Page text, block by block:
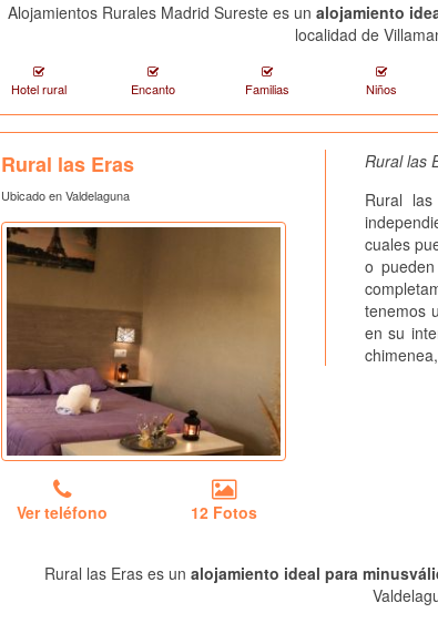
Alojamientos Rurales Madrid Sureste es unalojamiento
localidad de
Hotel rural Encanto Familias Niños
Rural las Eras
Ubicado en Valdelaguna
Ver teléfono 12 Fotos
Rural las
Rural
cuales
o
tenemos
en su
Rural las Eras es unalojamiento ideal para